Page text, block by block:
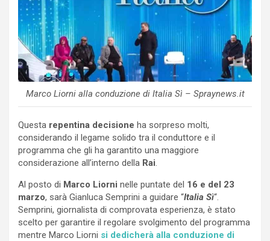
Marco Liorni alla conduzione di Italia Sì – Spraynews.it
Questa repentina decisione ha sorpreso molti,
considerando il legame solido tra il conduttore e il
programma che gli ha garantito una maggiore
considerazione all’interno della Rai.
Al posto di Marco Liorni nelle puntate del 16 e del 23
marzo, sarà Gianluca Semprini a guidare “Italia Sì“.
Semprini, giornalista di comprovata esperienza, è stato
scelto per garantire il regolare svolgimento del programma
mentre Marco Liorni si dedicherà alla conduzione di